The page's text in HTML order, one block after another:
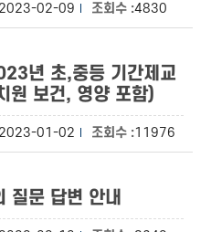
2023-02-09 4830
년 초,중등 기간제교
원 보건, 영양 포함)
2023-01-02 11976
질문 답변 안내